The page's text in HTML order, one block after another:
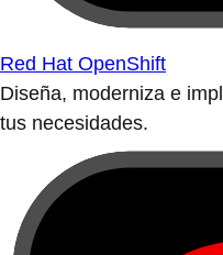
Red Hat OpenShift
Diseña, moderniza e
tus necesidades.